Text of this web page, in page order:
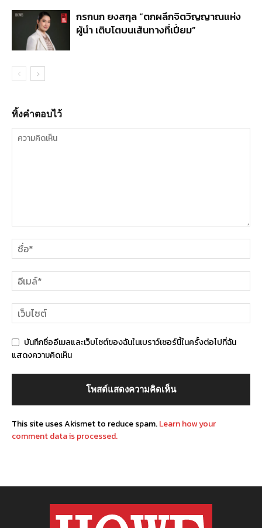
กรกนก ยงสกุล “ตกผลึกจิตวิญญาณแห่ง
ผู้นำ เติบโตบนเส้นทางที่เปี่ยม”
ทิ้งคำตอบไว้
บันทึกชื่ออีเมลและเว็บไซต์ของฉันในเบราว์เซอร์นี้ในครั้งต่อไปที่ฉัน
แสดงความคิดเห็น
This site uses Akismet to reduce spam.Learn how your
comment data is processed.